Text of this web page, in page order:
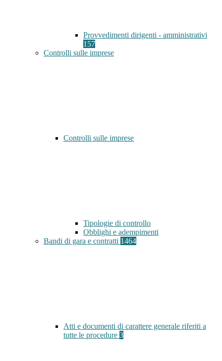
Provvedimenti dirigenti - amministrativi
157
Controlli sulle imprese
Controlli sulle imprese
Tipologie di controllo
Obblighi e adempimenti
Bandi di gara e contratti 1464
Atti e documenti di carattere generale riferiti a
tutte le procedure 3